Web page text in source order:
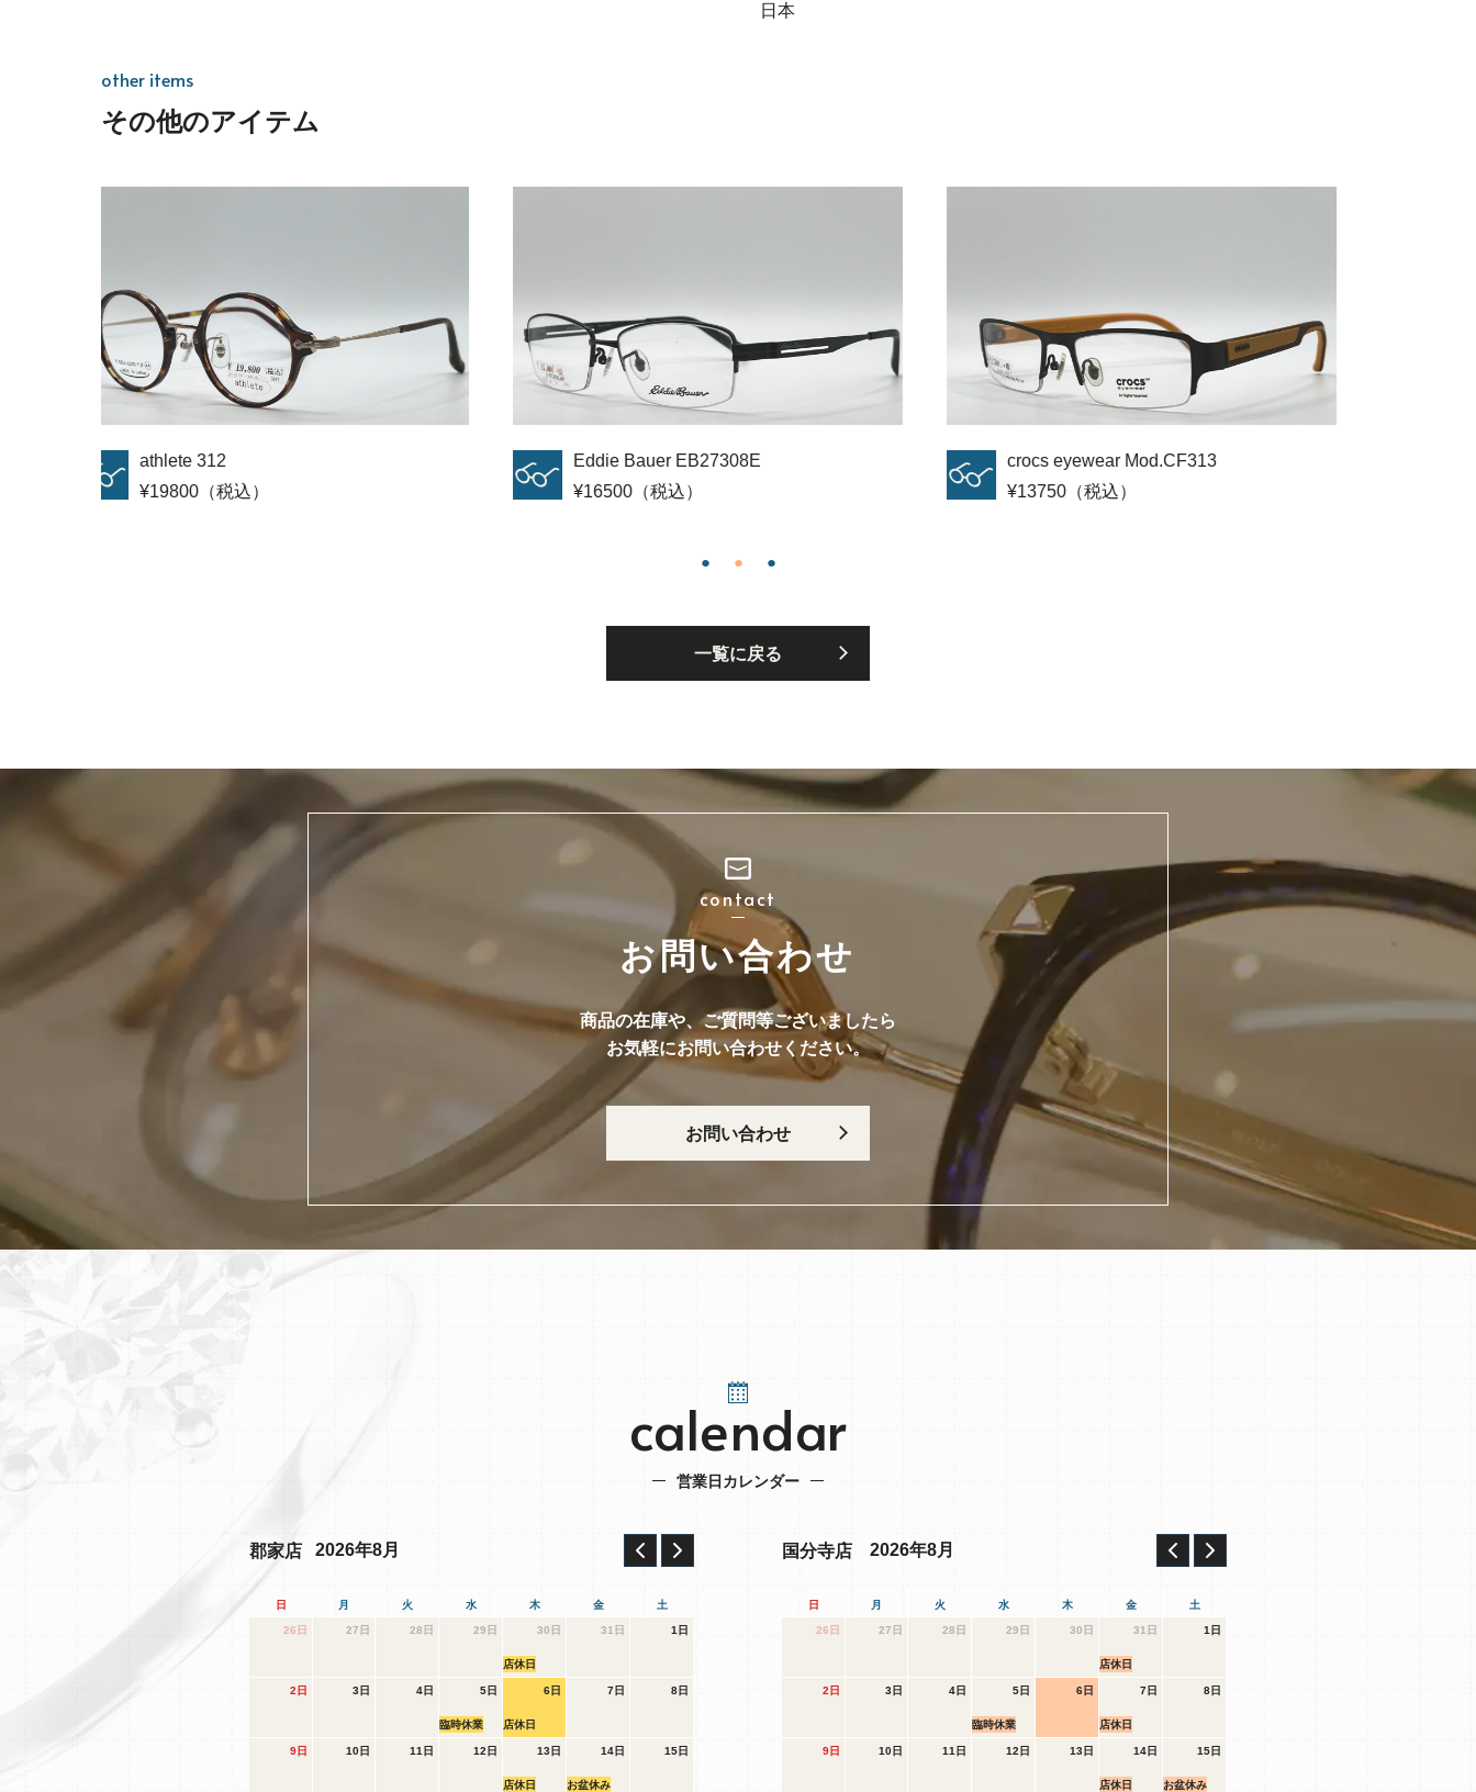
日本
other items
その他のアイテム
Eddie Bauer EB27308E
¥16500（税込）
crocs eyewear Mod.CF313
¥13750（税込）
athlete 312
¥19800（税込）
一覧に戻る
contact
お問い合わせ
商品の在庫や、ご質問等ございましたら
お気軽にお問い合わせください。
お問い合わせ
calendar
営業日カレンダー
郡家店 2026年8月
日 月 火 水 木 金 土
26日 27日 28日 29日 30日
店休日
31日 1日
2日 3日 4日 5日
臨時休業
6日
店休日
7日 8日
9日 10日 11日 12日 13日
店休日
14日
お盆休み
15日
国分寺店 2026年8月
日 月 火 水 木 金 土
26日 27日 28日 29日 30日 31日
店休日
1日
2日 3日 4日 5日
臨時休業
6日 7日
店休日
8日
9日 10日 11日 12日 13日 14日
店休日
15日
お盆休み